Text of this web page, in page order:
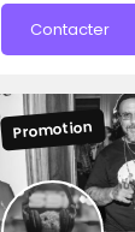
Contacter
Promotion